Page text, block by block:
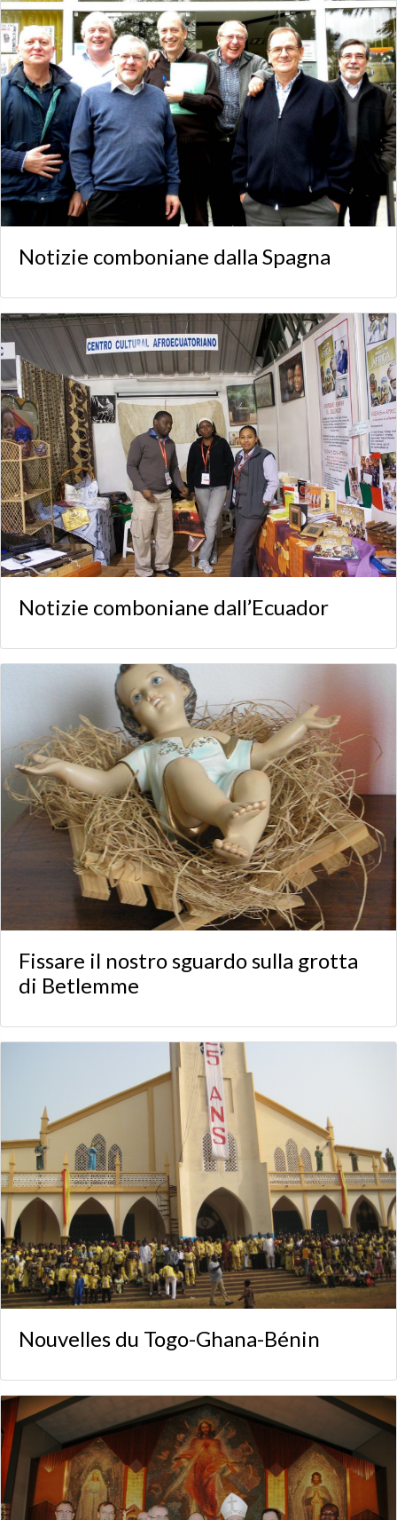
Notizie comboniane dalla Spagna
Notizie comboniane dall’Ecuador
Fissare il nostro sguardo sulla grotta
di Betlemme
Nouvelles du Togo-Ghana-Bénin